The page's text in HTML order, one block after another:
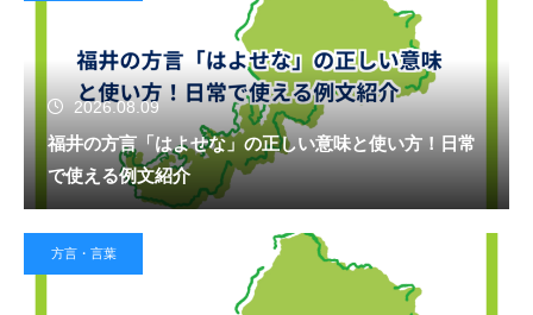
2026.08.09
福井の方言「はよせな」の正しい意味と使い方！日常
で使える例文紹介
方言・言葉